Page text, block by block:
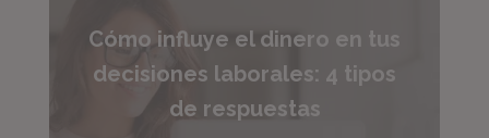
Cómo influye el dinero en tus
decisiones laborales: 4 tipos
de respuestas